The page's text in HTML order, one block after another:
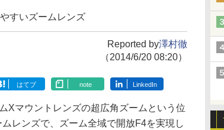
すいズームレンズ
Reported by澤村徹
（2014/6/20 08:20）
はてブ note LinkedIn
Xマウントレンズの超広角ズームという位
レンズで、ズーム全域で開放F4を実現し